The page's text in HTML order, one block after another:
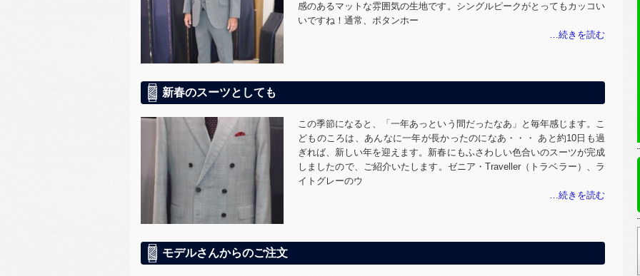
感のあるマットな雰囲気の生地です。シングルピークがとってもカッコい
いですね！通常、ボタンホー
新春のスーツとしても
この季節になると、「一年あっという間だったなあ」と毎年感じます。こ
どものころは、あんなに一年が長かったのになあ・・・ あと約10日も過
ぎれば、新しい年を迎えます。新春にもふさわしい色合いのスーツが完成
しましたので、ご紹介いたします。ゼニア・Traveller（トラベラー）、ラ
イトグレーのウ
モデルさんからのご注文